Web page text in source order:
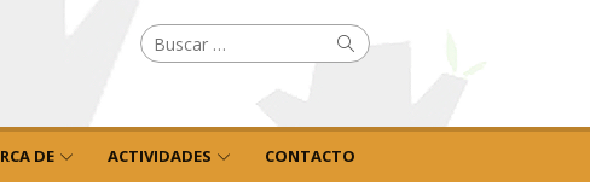
Buscar
por: Buscar
DE ACTIVIDADES CONTACTO